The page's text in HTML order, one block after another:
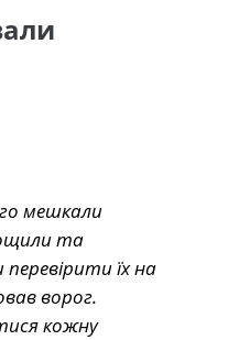
мешкали
та
їх на
ворог.
кожну